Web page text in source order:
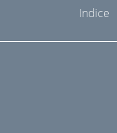
Indice